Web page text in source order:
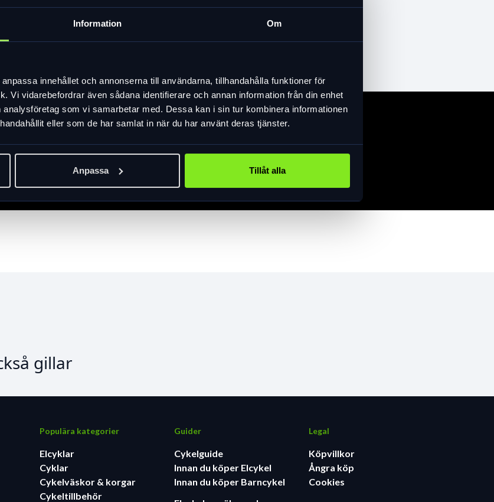
Information Om
innehållet och annonserna till användarna, tillhandahålla funktioner för
Vi vidarebefordrar även sådana identifierare och annan information från din enhet
som vi samarbetar med. Dessa kan i sin tur kombinera informationen
eller som de har samlat in när du har använt deras tjänster.
Anpassa Tillåt alla
gillar
Populära kategorier
Elcyklar
Cyklar
Cykelväskor & korgar
Cykeltillbehör
Guider
Cykelguide
Innan du köper Elcykel
Innan du köper Barncykel
Legal
Köpvillkor
Ångra köp
Cookies